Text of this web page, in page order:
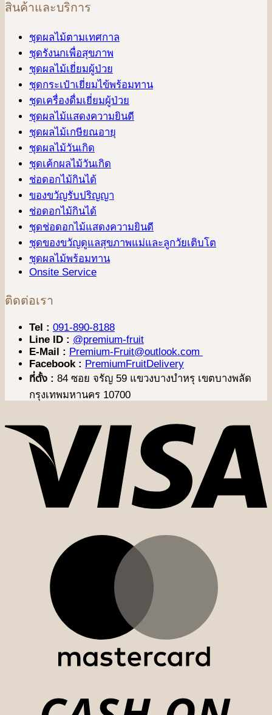
สินค้าและบริการ
ชุดผลไม้ตามเทศกาล
ชุดรังนกเพื่อสุขภาพ
ชุดผลไม้เยี่ยมผู้ป่วย
ชุดกระเป๋าเยี่ยมไข้พร้อมทาน
ชุดเครื่องดื่มเยี่ยมผู้ป่วย
ชุดผลไม้แสดงความยินดี
ชุดผลไม้เกษียณอายุ
ชุดผลไม้วันเกิด
ชุดเค้กผลไม้วันเกิด
ช่อดอกไม้กินได้
ของขวัญรับปริญญา
ช่อดอกไม้กินได้
ชุดช่อดอกไม้แสดงความยินดี
ชุดของขวัญดูแลสุขภาพแม่และลูกวัยเติบโต
ชุดผลไม้พร้อมทาน
Onsite Service
ติดต่อเรา
Tel : 091-890-8188
Line ID : @premium-fruit
E-Mail : Premium-Fruit@outlook.com
Facebook : PremiumFruitDelivery
ที่ตั้ง : 84 ซอย จรัญ 59 แขวงบางบำหรุ เขตบางพลัด
กรุงเทพมหานคร 10700